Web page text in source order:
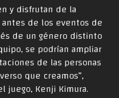
y disfrutan de la
de los eventos de
de un género distinto
se podrían ampliar
de las personas
que creamos”,
Kenji Kimura.